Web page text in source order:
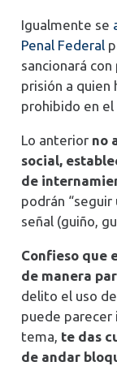
Igualmente se
Penal Federal
sancionará
prisión a quien
prohibido en
Lo anterior no
social,
de
podrán
señal (guiño,
Confieso que
de manera
delito el uso
puede parecer
tema, te das
de andar